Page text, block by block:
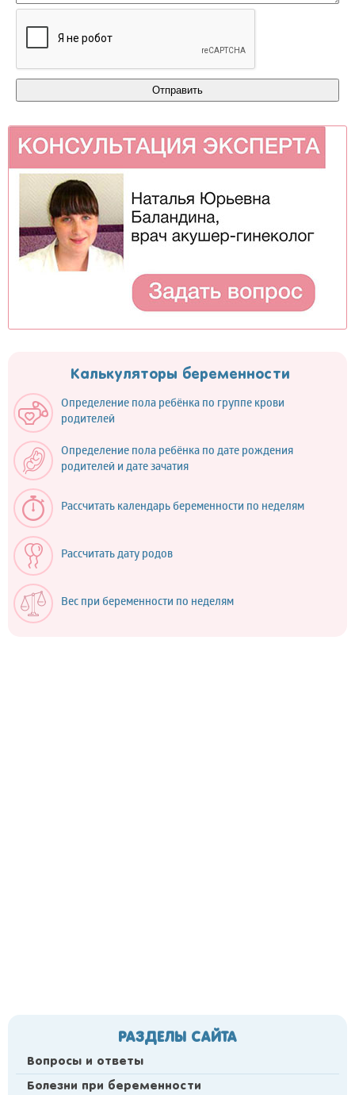
Калькуляторы беременности
Определение пола ребёнка по группе крови
родителей
Определение пола ребёнка по дате рождения
родителей и дате зачатия
Рассчитать календарь беременности по неделям
Рассчитать дату родов
Вес при беременности по неделям
РАЗДЕЛЫ САЙТА
Вопросы и ответы
Болезни при беременности